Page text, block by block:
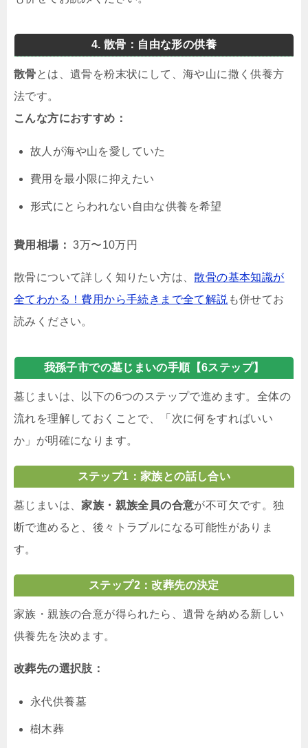
4. 散骨：自由な形の供養
散骨とは、遺骨を粉末状にして、海や山に撒く供養方
法です。
こんな方におすすめ：
故人が海や山を愛していた
費用を最小限に抑えたい
形式にとらわれない自由な供養を希望
費用相場： 3万〜10万円
散骨について詳しく知りたい方は、散骨の基本知識が
全てわかる！費用から手続きまで全て解説 も併せてお
読みください。
我孫子市での墓じまいの手順【6ステップ】
墓じまいは、以下の6つのステップで進めます。全体の
流れを理解しておくことで、「次に何をすればいい
か」が明確になります。
ステップ1：家族との話し合い
墓じまいは、 家族・親族全員の合意が不可欠です。独
断で進めると、後々トラブルになる可能性がありま
す。
ステップ2：改葬先の決定
家族・親族の合意が得られたら、遺骨を納める新しい
供養先を決めます。
改葬先の選択肢：
永代供養墓
樹木葬